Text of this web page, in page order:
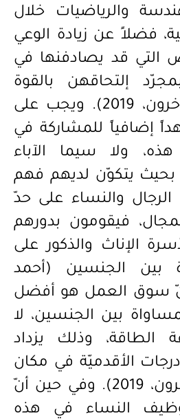
والرياضيات خلال
فضلاً عن زيادة الوعي
التي قد يصادفنها في
إلتحاقهن بالقوة
العاملة (أحمد وآخرون، 2019). ويجب على
إضافياً للمشاركة في
ولا سيما الآباء
بحيث يتكوّن لديهم فهم
والنساء على حدّ
فيقومون بدورهم
الإناث والذكور على
بين الجنسين (أحمد
2019). إنّ سوق العمل هو أفضل
بين الجنسين، لا
وذلك يزداد
الأقدميّة في مكان
العمل (أحمد وآخرون، 2019). وفي حين أنّ
النساء في هذه